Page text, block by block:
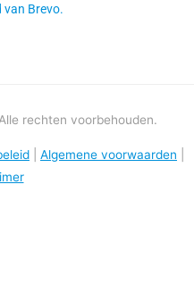
van Brevo.
rechten voorbehouden.
Algemene voorwaarden